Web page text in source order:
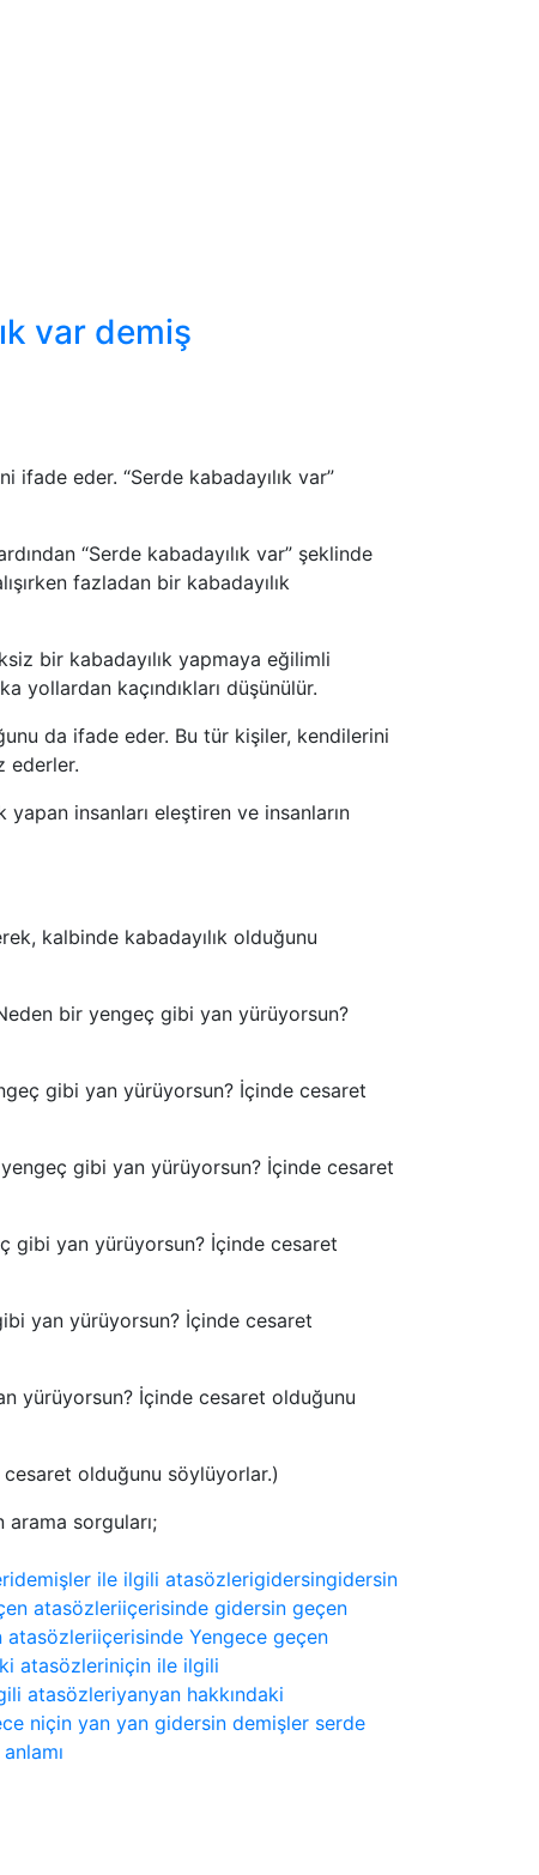
var demiş
eder. “Serde kabadayılık var”
“Serde kabadayılık var” şeklinde
fazladan bir kabadayılık
bir kabadayılık yapmaya eğilimli
yollardan kaçındıkları düşünülür.
da ifade eder. Bu tür kişiler, kendilerini
ederler.
insanları eleştiren ve insanların
kalbinde kabadayılık olduğunu
bir yengeç gibi yan yürüyorsun?
gibi yan yürüyorsun? İçinde cesaret
gibi yan yürüyorsun? İçinde cesaret
gibi yan yürüyorsun? İçinde cesaret
yan yürüyorsun? İçinde cesaret
cesaret olduğunu söylüyorlar.)
sorguları;
demişler ile ilgili atasözlerigidersingidersin
atasözleriiçerisinde gidersin geçen
atasözleriiçerisinde Yengece geçen
atasözleriniçin ile ilgili
atasözleriyanyan hakkındaki
niçin yan yan gidersin demişler serde